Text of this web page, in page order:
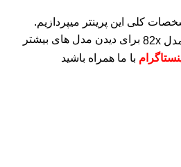
کلی این پرینتر میپردازیم.
برای دیدن مدل های بیشتر
با ما همراه باشید